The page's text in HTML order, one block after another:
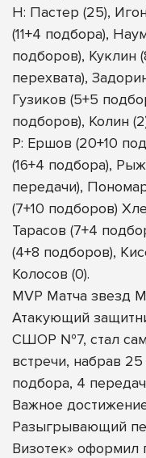
Н: Пастер (25),
(11+4 подбора),
подборов), Куклин
перехвата),
Гузиков (5+5
подборов), Колин
Р: Ершов (20+10
(16+4 подбора),
передачи),
(7+10 подборов)
Тарасов (7+4
(4+8 подборов),
Колосов (0).
MVP Матча звезд
Атакующий
СШОР №7, стал
встречи, набрав
подбора, 4
Важное
Разыгрывающий
Визотек» оформил